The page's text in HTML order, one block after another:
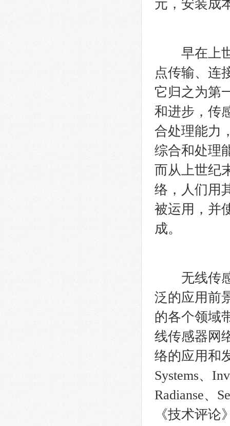
元，安装成
早在上世
点传输、连
它归之为第
和进步，传
合处理能力
综合和处理
而从上世纪
络，人们用
被运用，并
成。
无线传感
泛的应用前
的各个领域
线传感器网
络的应用和
Systems、
Radianse、
《技术评